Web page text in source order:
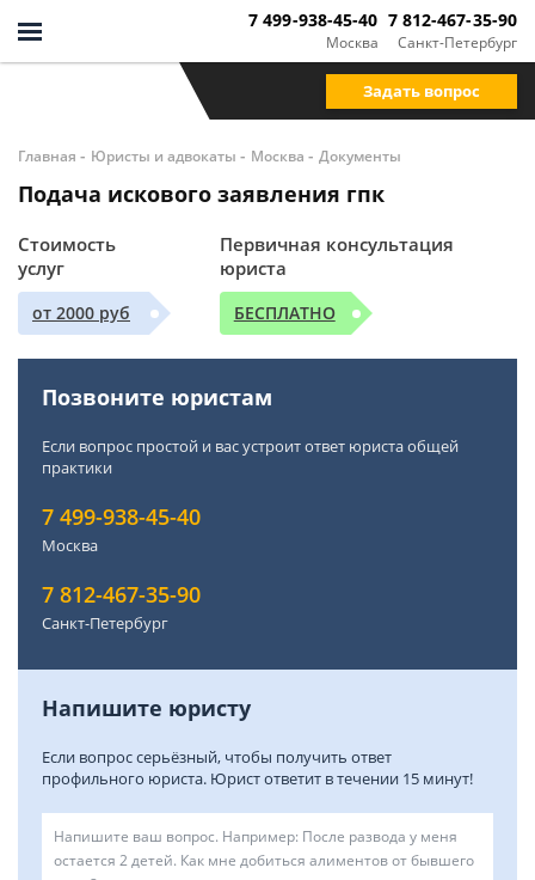
Москва
7 499-938-45-40
Санкт-Петербург
7 812-467-35-90
Задать вопрос
Главная - Юристы и адвокаты - Москва - Документы
Подача искового заявления гпк
Стоимость
услуг
от 2000 руб
Первичная консультация
юриста
БЕСПЛАТНО
Позвоните юристам
Если вопрос простой и вас устроит ответ юриста общей
практики
7 499-938-45-40
Москва
7 812-467-35-90
Санкт-Петербург
Напишите юристу
Если вопрос серьёзный, чтобы получить ответ
профильного юриста. Юрист ответит в течении 15 минут!